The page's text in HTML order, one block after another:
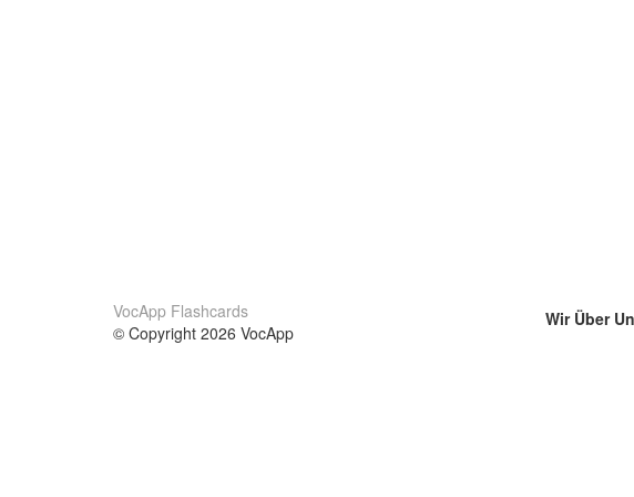
VocApp Flashcards
© Copyright 2026 VocApp
Wir Über